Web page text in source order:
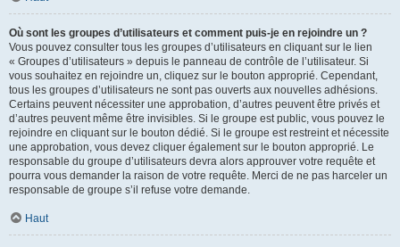
Où sont les groupes d’utilisateurs et comment puis-je en rejoindre un ?
Vous pouvez consulter tous les groupes d’utilisateurs en cliquant sur le lien
« Groupes d’utilisateurs » depuis le panneau de contrôle de l’utilisateur. Si
vous souhaitez en rejoindre un, cliquez sur le bouton approprié. Cependant,
tous les groupes d’utilisateurs ne sont pas ouverts aux nouvelles adhésions.
Certains peuvent nécessiter une approbation, d’autres peuvent être privés et
d’autres peuvent même être invisibles. Si le groupe est public, vous pouvez le
rejoindre en cliquant sur le bouton dédié. Si le groupe est restreint et nécessite
une approbation, vous devez cliquer également sur le bouton approprié. Le
responsable du groupe d’utilisateurs devra alors approuver votre requête et
pourra vous demander la raison de votre requête. Merci de ne pas harceler un
responsable de groupe s’il refuse votre demande.
Haut